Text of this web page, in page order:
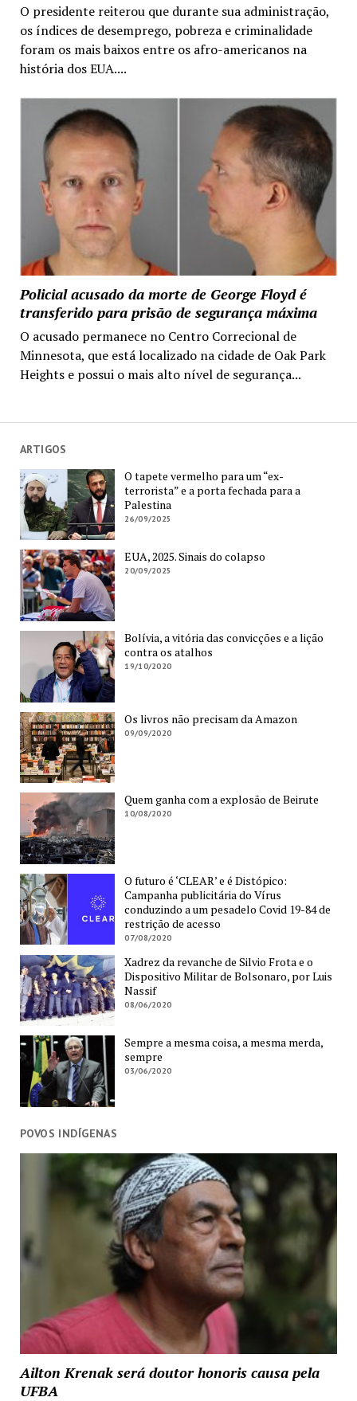
O presidente reiterou que durante sua administração,
os índices de desemprego, pobreza e criminalidade
foram os mais baixos entre os afro-americanos na
história dos EUA....
Policial acusado da morte de George Floyd é
transferido para prisão de segurança máxima
O acusado permanece no Centro Correcional de
Minnesota, que está localizado na cidade de Oak Park
Heights e possui o mais alto nível de segurança...
ARTIGOS
O tapete vermelho para um “ex-
terrorista” e a porta fechada para a
Palestina
26/09/2025
EUA, 2025. Sinais do colapso
20/09/2025
Bolívia, a vitória das convicções e a lição
contra os atalhos
19/10/2020
Os livros não precisam da Amazon
09/09/2020
Quem ganha com a explosão de Beirute
10/08/2020
O futuro é ‘CLEAR’ e é Distópico:
Campanha publicitária do Vírus
conduzindo a um pesadelo Covid 19-84 de
restrição de acesso
07/08/2020
Xadrez da revanche de Silvio Frota e o
Dispositivo Militar de Bolsonaro, por Luis
Nassif
08/06/2020
Sempre a mesma coisa, a mesma merda,
sempre
03/06/2020
POVOS INDÍGENAS
Ailton Krenak será doutor honoris causa pela
UFBA